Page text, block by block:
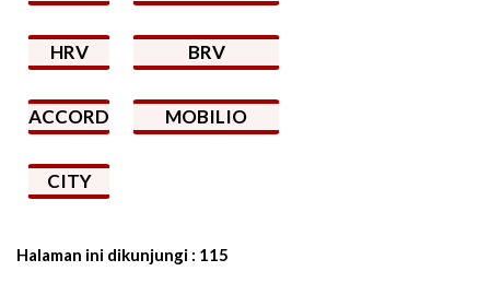
HRV BRV
ACCORD MOBILIO
CITY
Halaman ini dikunjungi : 115